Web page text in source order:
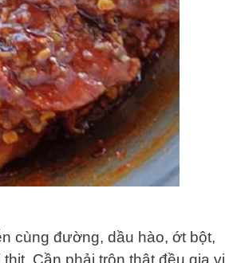
cùng đường, dầu hào, ớt bột,
Cần phải trộn thật đều gia vị